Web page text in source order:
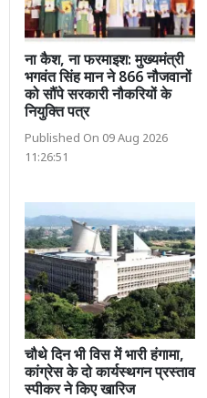
ना कैश, ना फरमाइश: मुख्यमंत्री
भगवंत सिंह मान ने 866 नौजवानों
को सौंपे सरकारी नौकरियों के
नियुक्ति पत्र
Published On 09 Aug 2026
11:26:51
चौथे दिन भी विस में भारी हंगामा,
कांग्रेस के दो कार्यस्थगन प्रस्ताव
स्पीकर ने किए खारिज